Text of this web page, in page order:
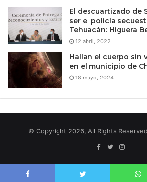
El descuartizado de
ser el policía
Tehuacán: Higuera
12 abril, 2022
Hallan el cuerpo sin
en el municipio de
18 mayo, 2024
© Copyright 2026, All Rights